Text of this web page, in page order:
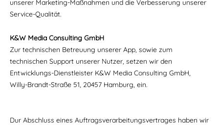
unserer Marketing-Maßnahmen und die Verbesserung unserer
Service-Qualität.
K&W Media Consulting GmbH
Zur technischen Betreuung unserer App, sowie zum
technischen Support unserer Nutzer, setzen wir den
Entwicklungs-Dienstleister K&W Media Consulting GmbH,
Willy-Brandt-Straße 51, 20457 Hamburg, ein.
Dur Abschluss eines Auftragsverarbeitungsvertrages haben wir